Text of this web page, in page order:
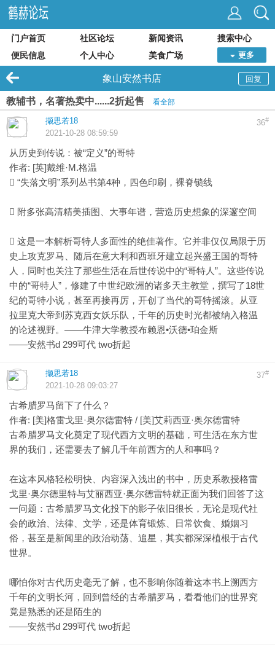
门户首页 社区论坛 新闻资讯
搜索中心
便民信息
个人中心 美食广场 更多
回复
象山安然书店
教辅书，名著热卖中......2折起售 看全部
36#
撷思若18
2021-10-28 08:59:59
从历史到传说：被“定义”的哥特
作者: [英]戴维·M.格温
 “失落文明”系列丛书第4种，四色印刷，裸脊锁线
 附多张高清精美插图、大事年谱，营造历史想象的深邃空间
 这是一本解析哥特人多面性的绝佳著作。它并非仅仅局限于历
史上攻克罗马、随后在意大利和西班牙建立起兴盛王国的哥特
人，同时也关注了那些生活在后世传说中的“哥特人”。这些传说
中的“哥特人”，修建了中世纪欧洲的诸多天主教堂，撰写了18世
纪的哥特小说，甚至再接再厉，开创了当代的哥特摇滚。从亚
拉里克大帝到苏克西女妖乐队，千年的历史时光都被纳入格温
的论述视野。——牛津大学教授布赖恩•沃德•珀金斯
——安然书d 299可代 two折起
37#
撷思若18
2021-10-28 09:03:27
古希腊罗马留下了什么？
作者: [美]格雷戈里·奥尔德雷特 / [美]艾莉西亚·奥尔德雷特
古希腊罗马文化奠定了现代西方文明的基础，可生活在东方世
界的我们，还需要去了解几千年前西方的人和事吗？
在这本风格轻松明快、内容深入浅出的书中，历史系教授格雷
戈里·奥尔德里特与艾丽西亚·奥尔德雷特就正面为我们回答了这
一问题：古希腊罗马文化投下的影子依旧很长，无论是现代社
会的政治、法律、文学，还是体育锻炼、日常饮食、婚姻习
俗，甚至是新闻里的政治动荡、追星，其实都深深植根于古代
世界。
哪怕你对古代历史毫无了解，也不影响你随着这本书上溯西方
千年的文明长河，回到曾经的古希腊罗马，看看他们的世界究
竟是熟悉的还是陌生的
——安然书d 299可代 two折起